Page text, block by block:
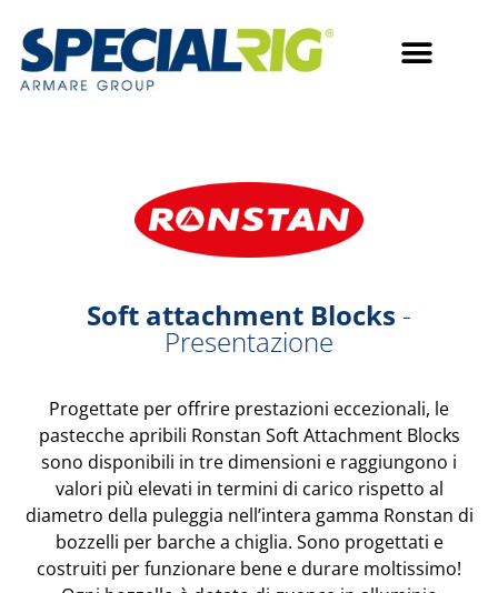
Soft attachment Blocks -
Presentazione
Progettate per offrire prestazioni eccezionali, le
pastecche apribili Ronstan Soft Attachment Blocks
sono disponibili in tre dimensioni e raggiungono i
valori più elevati in termini di carico rispetto al
diametro della puleggia nell’intera gamma Ronstan di
bozzelli per barche a chiglia. Sono progettati e
costruiti per funzionare bene e durare moltissimo!